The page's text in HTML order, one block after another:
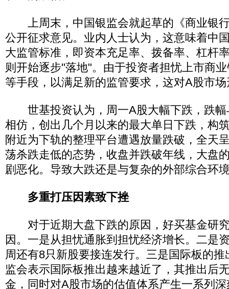
上周末，中国银监会就起草的《商业银
公开征求意见。业内人士认为，这意味着中
大监管标准，即资本充足率、拨备率、杠杆
则开始逐步"落地"。由于投资者担忧上市商
等手段，以满足新的监管要求，这对A股市
世基投资认为，周一A股大幅下跌，跌幅
相仿，创出几个月以来的最大单日下跌，构
附近为下轨的整理平台遭遇放量跌破，全天
荡杀跌走低的态势，收盘并跌破年线，大盘
剧恶化。导致大跌还是与复杂的外部综合环
多重打压因素致下挫
对于近期大盘下跌的原因，好买基金研
因。一是从担忧通胀到担忧经济增长。二是
周还有8只新股要接连发行。三是国际板的
监会表示国际板推出越来越近了，其推出后
金，同时对A股市场的估值体系产生一系列